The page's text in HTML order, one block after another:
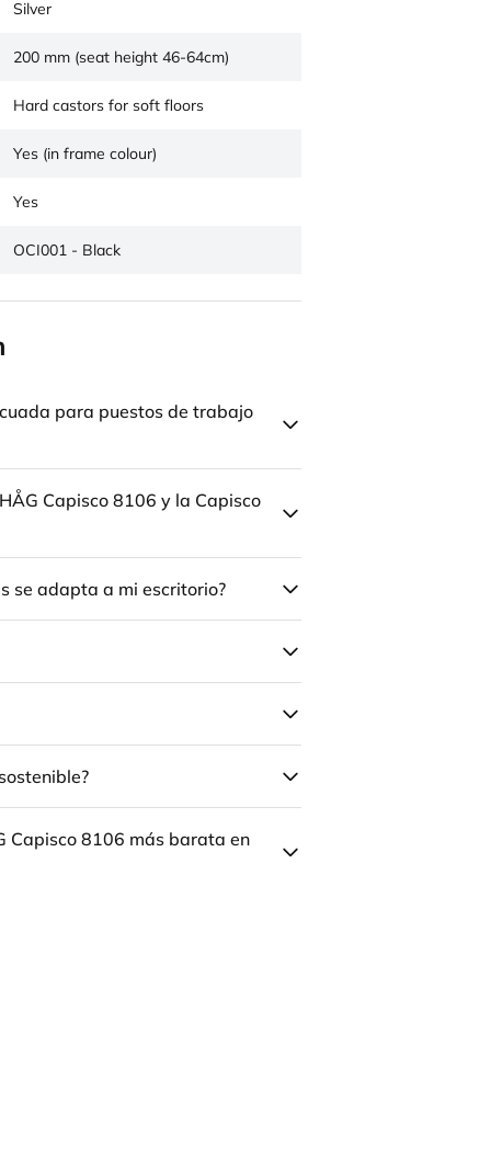
Silver
200 mm (seat height 46-64cm)
Hard castors for soft floors
Yes (in frame colour)
Yes
OCI001 - Black
para puestos de trabajo
Capisco 8106 y la Capisco
se adapta a mi escritorio?
Capisco 8106 más barata en